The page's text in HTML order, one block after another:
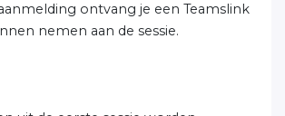
ontvang je een Teamslink
nemen aan de sessie.